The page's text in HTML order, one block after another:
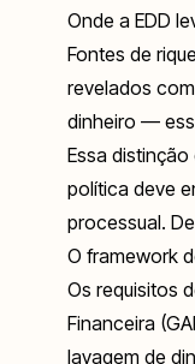
Onde a EDD
Fontes de
revelados
dinheiro —
Essa
política deve
processual.
O framework
Os requisitos
Financeira
lavagem de